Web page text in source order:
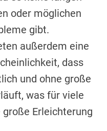
oder möglichen
gibt.
außerdem eine
dass
und ohne große
was für viele
große Erleichterung